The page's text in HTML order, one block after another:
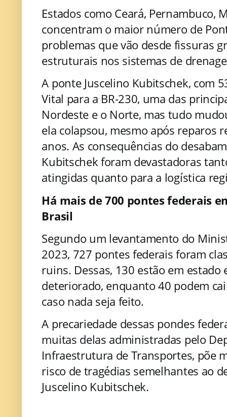
Estados como Ceará, Pernambuco,
concentram o maior número de
problemas que vão desde fissuras
estruturais nos sistemas de
A ponte Juscelino Kubitschek, com
Vital para a BR-230, uma das
Nordeste e o Norte, mas tudo
ela colapsou, mesmo após reparos
anos. As consequências do
Kubitschek foram devastadoras
atingidas quanto para a logística
Há mais de 700 pontes federais
Brasil
Segundo um levantamento do
2023, 727 pontes federais foram
ruins. Dessas, 130 estão em
deteriorado, enquanto 40 podem
caso nada seja feito.
A precariedade dessas pondes
muitas delas administradas pelo
Infraestrutura de Transportes, põe
risco de tragédias semelhantes ao
Juscelino Kubitschek.